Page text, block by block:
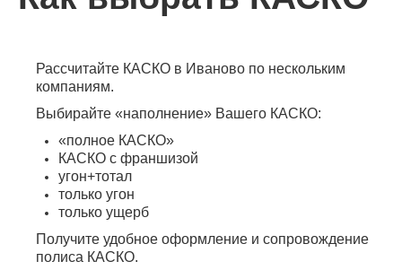
Рассчитайте КАСКО в Иваново по нескольким
компаниям.
Выбирайте ­«наполнение» Вашего КАСКО:
­«полное КАСКО»
КАСКО с франшизой
угон+тотал
только угон
только ущерб
Получите удобное оформление и сопровождение
полиса КАСКО.